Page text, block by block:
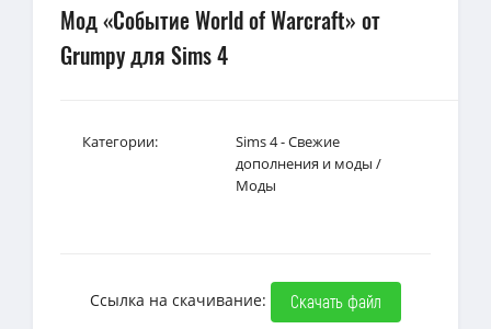
Мод «Событие World of Warcraft» от
Grumpy для Sims 4
Категории:
Sims 4 - Свежие
дополнения и моды /
Моды
Ссылка на скачивание: Скачать файл